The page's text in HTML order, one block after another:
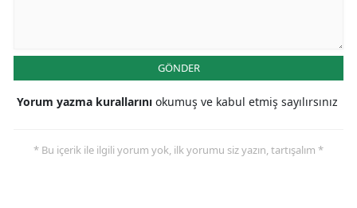
GÖNDER
Yorum yazma kurallarını okumuş ve kabul etmiş sayılırsınız
* Bu içerik ile ilgili yorum yok, ilk yorumu siz yazın, tartışalım *